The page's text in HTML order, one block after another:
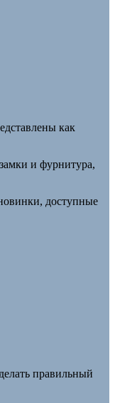
как
и фурнитура,
доступные
правильный